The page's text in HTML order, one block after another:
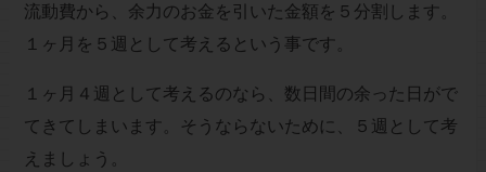
流動費から、余力のお金を引いた金額を５分割します。
１ヶ月を５週として考えるという事です。
１ヶ月４週として考えるのなら、数日間の余った日がで
てきてしまいます。そうならないために、５週として考
えましょう。